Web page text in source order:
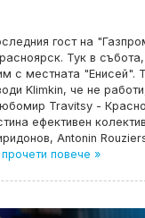
гост на
Тук в
с местната "Енисей".
Klimkin, че не
Travitsy -
ефективен
Antonin
прочети повече »